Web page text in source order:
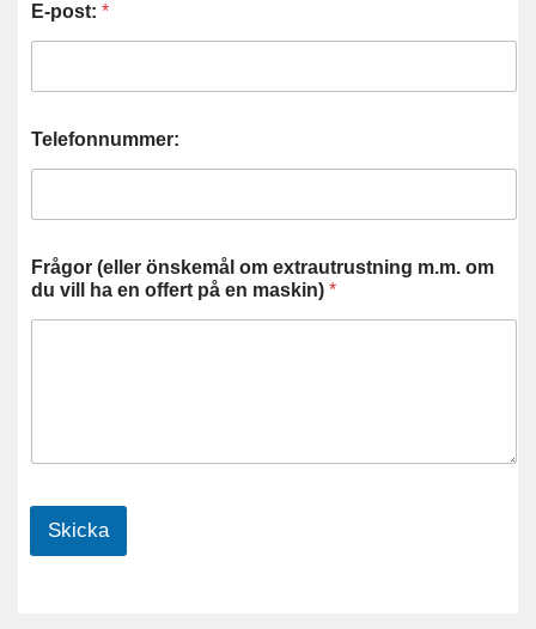
E-post: *
Telefonnummer:
Frågor (eller önskemål om extrautrustning m.m. om
du vill ha en offert på en maskin) *
Skicka